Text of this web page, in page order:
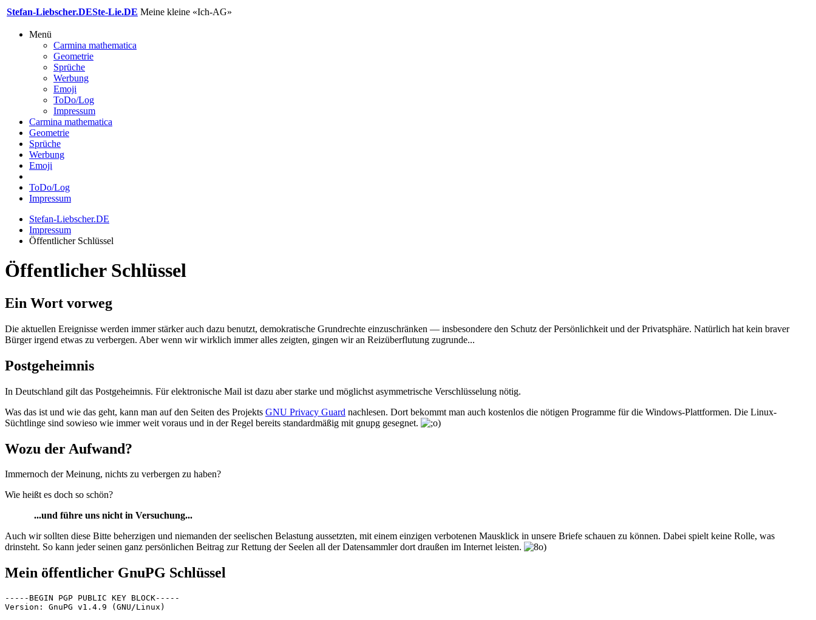
Stefan-Liebscher.DESte-Lie.DE Meine kleine «Ich-AG»
Menü
Carmina mathematica
Geometrie
Sprüche
Werbung
Emoji
ToDo/Log
Impressum
Carmina mathematica
Geometrie
Sprüche
Werbung
Emoji
ToDo/Log
Impressum
Stefan-Liebscher.DE
Impressum
Öffentlicher Schlüssel
Öffentlicher Schlüssel
Ein Wort vorweg
Die aktuellen Ereignisse werden immer stärker auch dazu benutzt, demokratische Grundrechte einzuschränken — insbesondere den Schutz der Persönlichkeit und der Privatsphäre. Natürlich hat kein braver
Bürger irgend etwas zu verbergen. Aber wenn wir wirklich immer alles zeigten, gingen wir an Reizüberflutung zugrunde...
Postgeheimnis
In Deutschland gilt das Postgeheimnis. Für elektronische Mail ist dazu aber starke und möglichst asymmetrische Verschlüsselung nötig.
Was das ist und wie das geht, kann man auf den Seiten des Projekts GNU Privacy Guard nachlesen. Dort bekommt man auch kostenlos die nötigen Programme für die Windows-Plattformen. Die Linux-
Süchtlinge sind sowieso wie immer weit voraus und in der Regel bereits standardmäßig mit gnupg gesegnet.
Wozu der Aufwand?
Immernoch der Meinung, nichts zu verbergen zu haben?
Wie heißt es doch so schön?
...und führe uns nicht in Versuchung...
Auch wir sollten diese Bitte beherzigen und niemanden der seelischen Belastung aussetzten, mit einem einzigen verbotenen Mausklick in unsere Briefe schauen zu können. Dabei spielt keine Rolle, was
drinsteht. So kann jeder seinen ganz persönlichen Beitrag zur Rettung der Seelen all der Datensammler dort draußen im Internet leisten.
Mein öffentlicher GnuPG Schlüssel
-----BEGIN PGP PUBLIC KEY BLOCK-----
Version: GnuPG v1.4.9 (GNU/Linux)